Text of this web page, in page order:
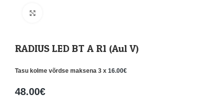
RADIUS LED BT A R1 (Aul V)
Tasu kolme võrdse maksena 3 x 16.00€
48.00€